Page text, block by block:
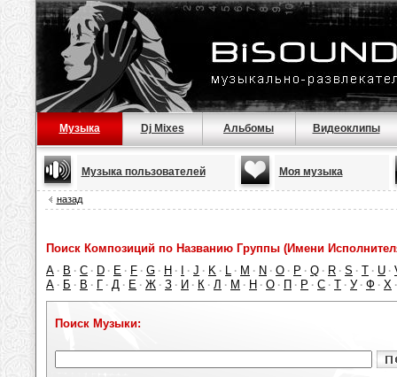
Музыка Dj Mixes Альбомы Видеоклипы
Музыка пользователей Моя музыка
назад
Поиск Композиций по Названию Группы (Имени
A · B · C · D · E · F · G · H · · J · K · L · M · N · O · P · Q · R · S · T · U ·
А · Б · В · Г · Д · Е · Ж · З · И · К · Л · М · Н · О · П · Р · С · Т · У · Ф · Х
Поиск Музыки: